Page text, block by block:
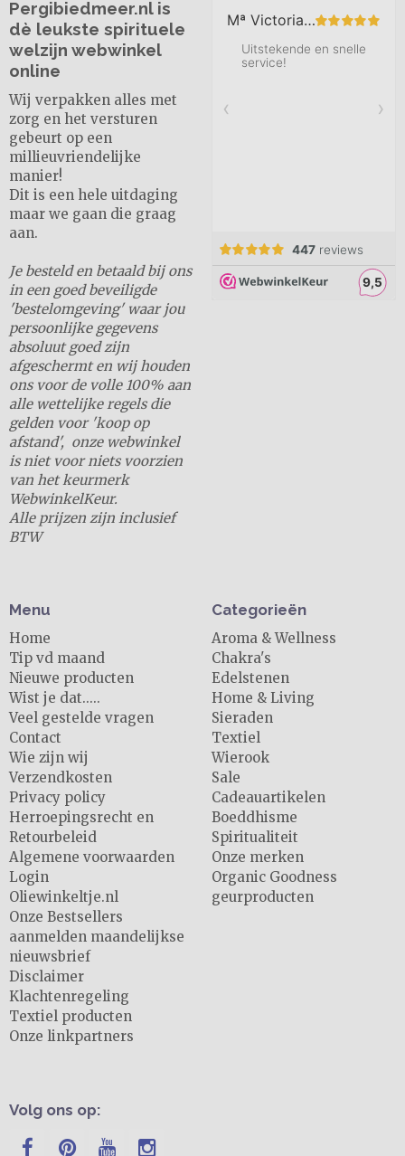
Categorieën
Aroma & Wellness
Chakra's
Edelstenen
Home & Living
Sieraden
Textiel
Wierook
Sale
Cadeauartikelen
Boeddhisme
Spiritualiteit
Onze merken
Organic Goodness
geurproducten
Menu
Home
Tip vd maand
Nieuwe producten
Wist je dat.....
Veel gestelde vragen
Contact
Wie zijn wij
Verzendkosten
Privacy policy
Herroepingsrecht en
Retourbeleid
Algemene voorwaarden
Login
Oliewinkeltje.nl
Onze Bestsellers
aanmelden maandelijkse
nieuwsbrief
Disclaimer
Klachtenregeling
Textiel producten
Onze linkpartners
Volg ons op:
Pergibiedmeer.nl is
dè leukste spirituele
welzijn webwinkel
online
Wij verpakken alles met
zorg en het versturen
gebeurt op een
millieuvriendelijke
manier!
Dit is een hele uitdaging
maar we gaan die graag
aan.
Je besteld en betaald bij ons
in een goed beveiligde
'bestelomgeving' waar jou
persoonlijke gegevens
absoluut goed zijn
afgeschermt en wij houden
ons voor de volle 100% aan
alle wettelijke regels die
gelden voor 'koop op
afstand', onze webwinkel
is niet voor niets voorzien
van het keurmerk
WebwinkelKeur.
Alle prijzen zijn inclusief
BTW